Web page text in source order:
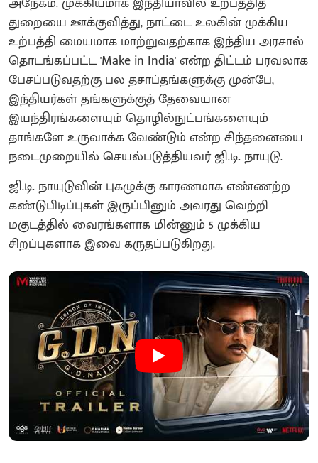
துறையை ஊக்குவித்து, நாட்டை உலகின் முக்கிய
உற்பத்தி மையமாக மாற்றுவதற்காக இந்திய அரசால்
தொடங்கப்பட்ட 'Make in India' என்ற திட்டம் பரவலாக
பேசப்படுவதற்கு பல தசாப்தங்களுக்கு முன்பே,
இந்தியர்கள் தங்களுக்குத் தேவையான
இயந்திரங்களையும் தொழில்நுட்பங்களையும்
தாங்களே உருவாக்க வேண்டும் என்ற சிந்தனையை
நடைமுறையில் செயல்படுத்தியவர் ஜி.டி. நாயுடு.
ஜி.டி. நாயுடுவின் புகழுக்கு காரணமாக எண்ணற்ற
கண்டுபிடிப்புகள் இருப்பினும் அவரது வெற்றி
மகுடத்தில் வைரங்களாக மின்னும் 5 முக்கிய
சிறப்புகளாக இவை கருதப்படுகிறது.